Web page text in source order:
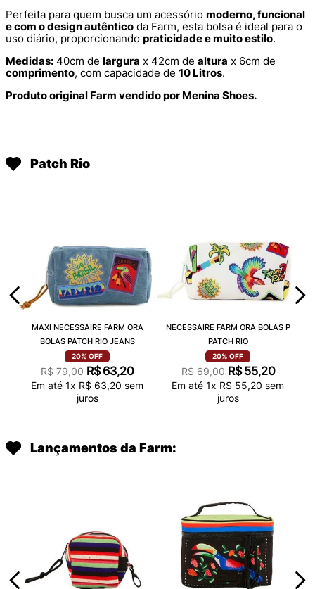
Perfeita para quem busca um acessório moderno, funcional
e com o design autêntico da Farm, esta bolsa é ideal para o
uso diário, proporcionando praticidade e muito estilo.
Medidas: 40cm de largura x 42cm de altura x 6cm de
comprimento, com capacidade de 10 Litros.
Produto original Farm vendido por Menina Shoes.
Patch Rio
MAXI NECESSAIRE FARM ORA
BOLAS PATCH RIO JEANS
20% OFF
R$ 79,00 R$ 63,20
Em até 1x R$ 63,20 sem
juros
NECESSAIRE FARM ORA BOLAS P
PATCH RIO
20% OFF
R$ 69,00 R$ 55,20
Em até 1x R$ 55,20 sem
juros
Lançamentos da Farm: